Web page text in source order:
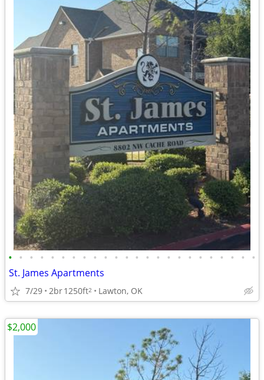
• • • • • • • • • • • • • • • • • • • • • • • •
St. James Apartments
7/29 2br1250ft2 Lawton, OK
$2,000